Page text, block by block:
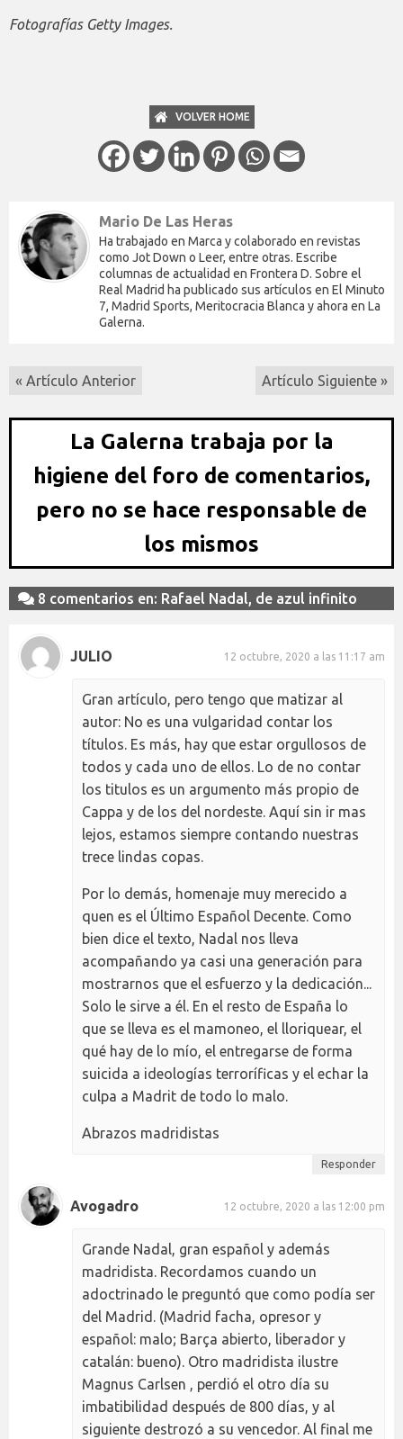
Fotografías Getty Images.
VOLVER HOME
Mario De Las Heras
Ha trabajado en Marca y colaborado en revistas
como Jot Down o Leer, entre otras. Escribe
columnas de actualidad en Frontera D. Sobre el
Real Madrid ha publicado sus artículos en El Minuto
7, Madrid Sports, Meritocracia Blanca y ahora en La
Galerna.
« Artículo Anterior Artículo Siguiente »
La Galerna trabaja por la
higiene del foro de comentarios,
pero no se hace responsable de
los mismos
8 comentarios en: Rafael Nadal, de azul infinito
JULIO 12 octubre, 2020 a las 11:17 am
Gran artículo, pero tengo que matizar al
autor: No es una vulgaridad contar los
títulos. Es más, hay que estar orgullosos de
todos y cada uno de ellos. Lo de no contar
los titulos es un argumento más propio de
Cappa y de los del nordeste. Aquí sin ir mas
lejos, estamos siempre contando nuestras
trece lindas copas.
Por lo demás, homenaje muy merecido a
quen es el Último Español Decente. Como
bien dice el texto, Nadal nos lleva
acompañando ya casi una generación para
mostrarnos que el esfuerzo y la dedicación...
Solo le sirve a él. En el resto de España lo
que se lleva es el mamoneo, el lloriquear, el
qué hay de lo mío, el entregarse de forma
suicida a ideologías terroríficas y el echar la
culpa a Madrit de todo lo malo.
Abrazos madridistas
Responder
Avogadro 12 octubre, 2020 a las 12:00 pm
Grande Nadal, gran español y además
madridista. Recordamos cuando un
adoctrinado le preguntó que como podía ser
del Madrid. (Madrid facha, opresor y
español: malo; Barça abierto, liberador y
catalán: bueno). Otro madridista ilustre
Magnus Carlsen , perdió el otro día su
imbatibilidad después de 800 días, y al
siguiente destrozó a su vencedor. Al final me